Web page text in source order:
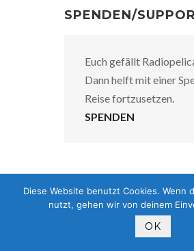
SPENDEN/
Euch gefällt
Dann helft mit einer
Reise fortzusetzen.
SPENDEN
SKI
3. JULI
Diese Website benutzt Cookies. Wenn
nutzt, gehen wir von deinem
OK